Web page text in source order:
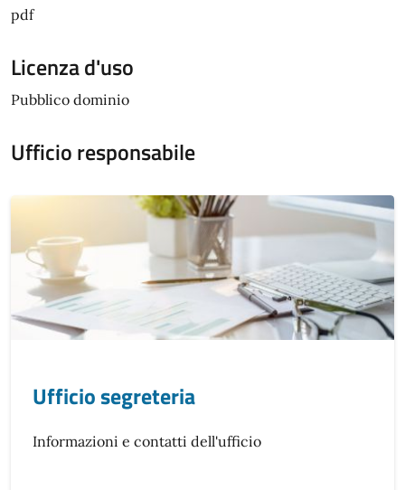
pdf
Licenza d'uso
Pubblico dominio
Ufficio responsabile
Ufficio segreteria
Informazioni e contatti dell'ufficio